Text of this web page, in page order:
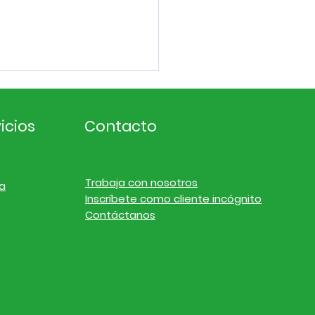
de
Noticias de
Contacto
Trabaja con nosotros
Inscríbete como cliente incógnito
Contáctanos